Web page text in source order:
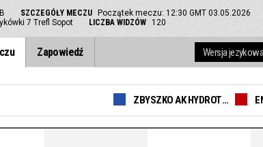
SZCZEGÓŁY MECZU
Początek meczu: 12:30 GMT 03.05.2026
7 Trefl Sopot
LICZBA WIDZÓW 120
Zapowiedź
ZBYSZKO AK HYDROTRUCK RADOM